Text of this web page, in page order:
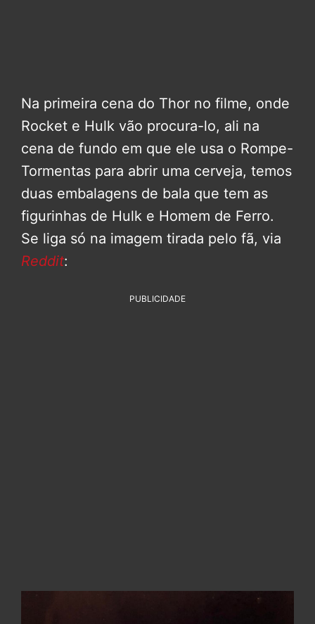
Na primeira cena do Thor no filme, onde
Rocket e Hulk vão procura-lo, ali na
cena de fundo em que ele usa o Rompe-
Tormentas para abrir uma cerveja, temos
duas embalagens de bala que tem as
figurinhas de Hulk e Homem de Ferro.
Se liga só na imagem tirada pelo fã, via
Reddit:
PUBLICIDADE